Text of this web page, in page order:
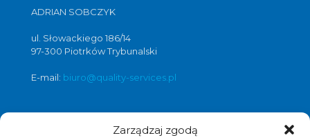
Zarządzaj zgodą
ADRIAN SOBCZYK
ul. Słowackiego 186/14
97-300 Piotrków Trybunalski
E-mail: biuro@quality-services.pl
Oferta usług czyszczenia posadzek i